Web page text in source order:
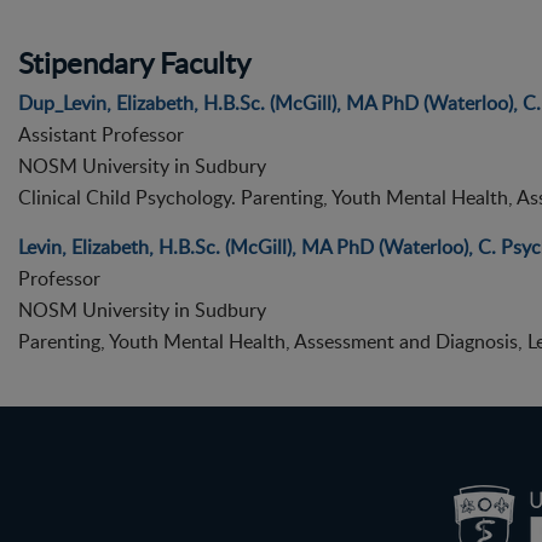
Stipendary Faculty
Dup_Levin, Elizabeth, H.B.Sc. (McGill), MA PhD (Waterloo),
Assistant Professor
NOSM University in Sudbury
Clinical Child Psychology. Parenting, Youth Mental Health,
Levin, Elizabeth, H.B.Sc. (McGill), MA PhD (Waterloo), C.
Professor
NOSM University in Sudbury
Parenting, Youth Mental Health, Assessment and Diagnosis,